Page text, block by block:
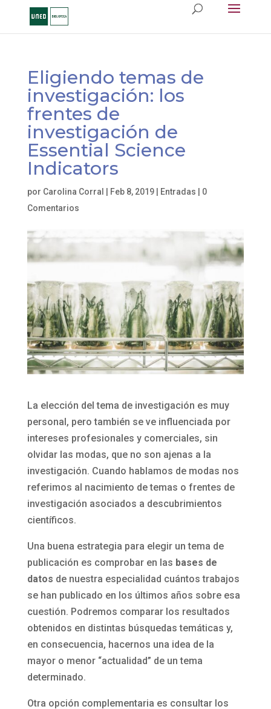
Eligiendo temas de
investigación: los
frentes de
investigación de
Essential Science
Indicators
por Carolina Corral Feb 8, 2019| Entradas
0
Comentarios
La elección del tema de investigación es muy
personal, pero también se ve influenciada por
intereses profesionales y comerciales, sin
olvidar las modas, que no son ajenas a la
investigación. Cuando hablamos de modas nos
referimos al nacimiento de temas o frentes de
investigación asociados a descubrimientos
científicos.
Una buena estrategia para elegir un tema de
publicación es comprobar en las bases de
datos de nuestra especialidad cuántos trabajos
se han publicado en los últimos años sobre esa
cuestión. Podremos comparar los resultados
obtenidos en distintas búsquedas temáticas y,
en consecuencia, hacernos una idea de la
mayor o menor “actualidad” de un tema
determinado.
Otra opción complementaria es consultar los